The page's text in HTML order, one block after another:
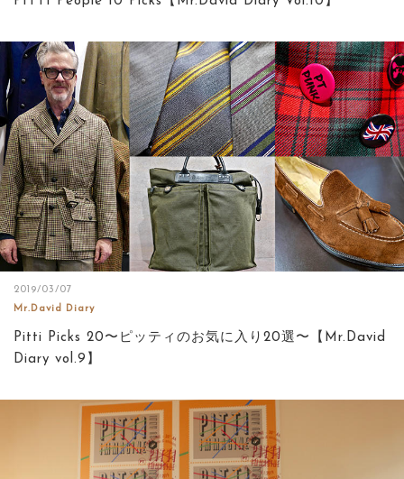
2019/03/07
Mr.David Diary
Pitti Picks 20〜ピッティのお気に入り20選〜【Mr.David
Diary vol.9】